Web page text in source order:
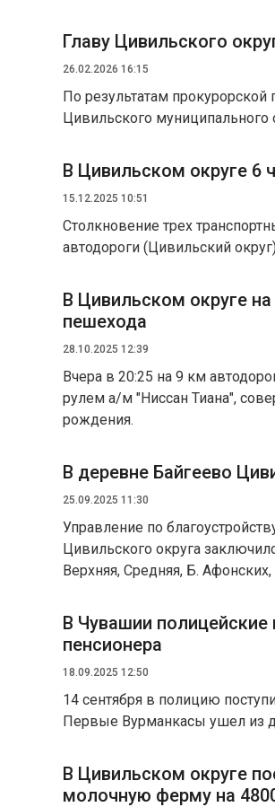
Главу Цивильского
26.02.2026 16:15
По результатам
Цивильского муниципального
В Цивильском округе 6
15.12.2025 10:51
Столкновение трех
автодороги (Цивильский
В Цивильском округе
пешехода
28.10.2025 12:39
Вчера в 20:25 на 9 км
рулем а/м "Ниссан Тиана",
рождения.
В деревне Байгеево
25.09.2025 11:30
Управление по
Цивильского округа
Верхняя, Средняя, Б.
В Чувашии
пенсионера
18.09.2025 12:50
14 сентября в полицию
Первые Вурманкасы ушел из
В Цивильском округе
молочную ферму на